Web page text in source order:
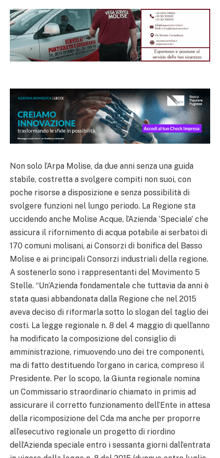
Non solo l’Arpa Molise, da due anni senza una guida
stabile, costretta a svolgere compiti non suoi, con
poche risorse a disposizione e senza possibilità di
svolgere funzioni nel lungo periodo. La Regione sta
uccidendo anche Molise Acque, l’Azienda ‘Speciale’ che
assicura il rifornimento di acqua potabile ai serbatoi di
170 comuni molisani, ai Consorzi di bonifica del Basso
Molise e ai principali Consorzi industriali della regione.
A sostenerlo sono i rappresentanti del Movimento 5
Stelle. “Un’Azienda fondamentale che tuttavia da anni è
stata quasi abbandonata dalla Regione che nel 2015
aveva deciso di riformarla sotto lo slogan del taglio dei
costi. La legge regionale n. 8 del 4 maggio di quell’anno
ha modificato la composizione del consiglio di
amministrazione, rimuovendo uno dei tre componenti,
ma di fatto destituendo l’organo in carica, compreso il
Presidente. Per lo scopo, la Giunta regionale nomina
un Commissario straordinario chiamato in primis ad
assicurare il corretto funzionamento dell’Ente in attesa
della ricomposizione del Cda ma anche per proporre
all’esecutivo regionale un progetto di riordino
dell’Azienda speciale entro i sessanta giorni dall’entrata